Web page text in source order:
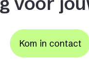
Kom in contact